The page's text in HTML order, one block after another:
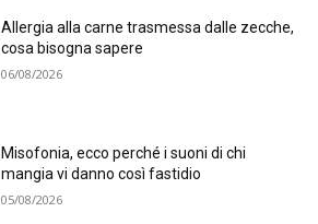
Allergia alla carne trasmessa dalle zecche,
cosa bisogna sapere
06/08/2026
Misofonia, ecco perché i suoni di chi
mangia vi danno così fastidio
05/08/2026